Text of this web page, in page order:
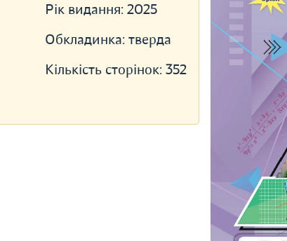
Рік видання: 2025
Обкладинка: тверда
Кількість сторінок: 352